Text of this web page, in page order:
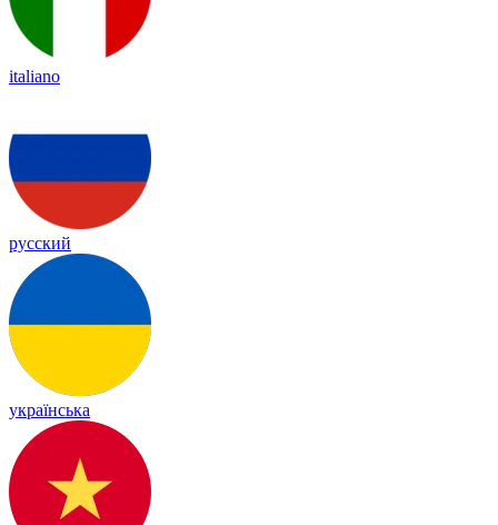
italiano
русский
українська